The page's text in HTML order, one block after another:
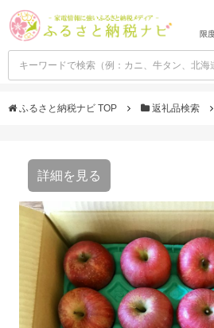
限
ふるさと納税ナビ TOP 返礼品検索
詳細を見る